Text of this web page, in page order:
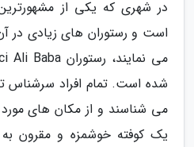
در شهری که یکی از
است و رستوران های زیادی در
می شناسند و از مکان های
یک کوفته خوشمزه و مقرون